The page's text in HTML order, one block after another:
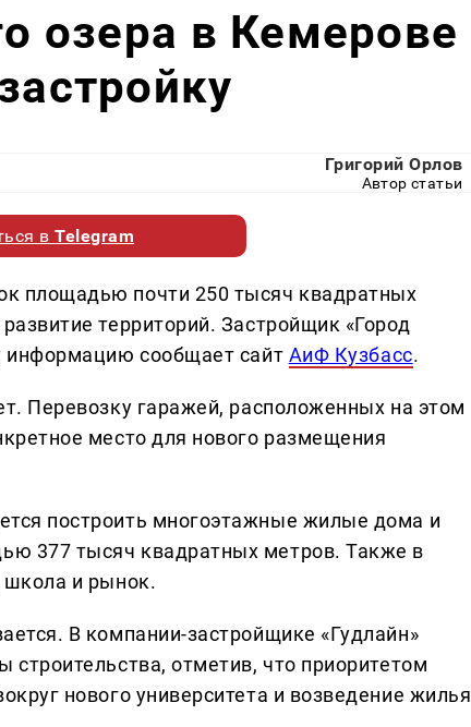
озера в Кемерове
Григорий Орлов
Автор статьи
вTelegram
площадью почти 250 тысяч квадратных
территорий. Застройщик «Город
информацию сообщает сайт АиФ Кузбасс.
Перевозку гаражей, расположенных на этом
место для нового размещения
построить многоэтажные жилые дома и
377 тысяч квадратных метров. Также в
школа и рынок.
В компании-застройщике «Гудлайн»
отметив, что приоритетом
нового университета и возведение жилья